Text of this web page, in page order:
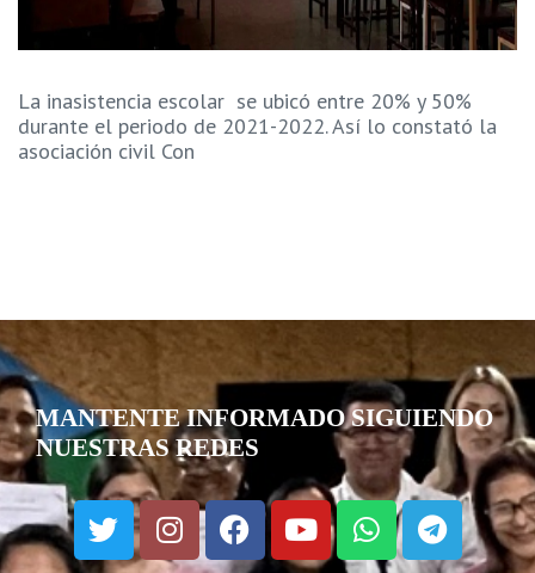
La inasistencia escolar se ubicó entre 20% y 50%
durante el periodo de 2021-2022. Así lo constató la
asociación civil Con
MANTENTE INFORMADO SIGUIENDO
NUESTRAS REDES